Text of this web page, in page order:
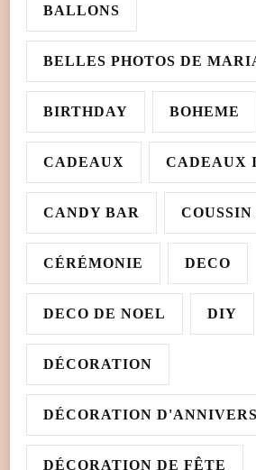
BALLONS
BELLES PHOTOS DE
BIRTHDAY BOHEME
CADEAUX CADEAUX
CANDY BAR
CÉRÉMONIE DECO
DECO DE NOEL DIY
DÉCORATION
DÉCORATION
DÉCORATION DE FÊTE